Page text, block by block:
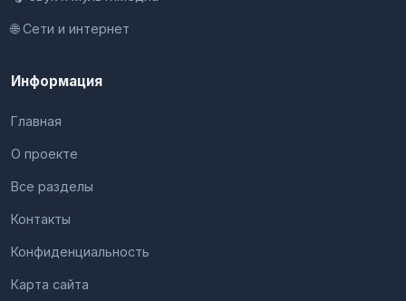
🌐 Сети и интернет
Информация
Главная
О проекте
Все разделы
Контакты
Конфиденциальность
Карта сайта